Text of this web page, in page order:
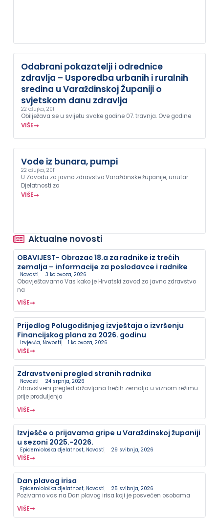
Odabrani pokazatelji i odrednice
zdravlja – Usporedba urbanih i ruralnih
sredina u Varaždinskoj Županiji o
svjetskom danu zdravlja
22 ožujka, 2011
Obilježava se u svijetu svake godine 07. travnja. Ove godine
VIŠE
Vode iz bunara, pumpi
22 ožujka, 2011
U Zavodu za javno zdravstvo Varaždinske županije, unutar
Djelatnosti za
VIŠE
Aktualne novosti
OBAVIJEST- Obrazac 18.a za radnike iz trećih
zemalja – informacije za poslodavce i radnike
Novosti 3 kolovoza, 2026
Obavještavamo Vas kako je Hrvatski zavod za javno zdravstvo
na
VIŠE
Prijedlog Polugodišnjeg izvještaja o izvršenju
Financijskog plana za 2026. godinu
Izvješća, Novosti 1 kolovoza, 2026
VIŠE
Zdravstveni pregled stranih radnika
Novosti 24 srpnja, 2026
Zdravstveni pregled državljana trećih zemalja u viznom režimu
prije produljenja
VIŠE
Izvješće o prijavama gripe u Varaždinskoj županiji
u sezoni 2025.-2026.
Epidemiološka djelatnost, Novosti 29 svibnja, 2026
VIŠE
Dan plavog irisa
Epidemiološka djelatnost, Novosti 25 svibnja, 2026
Pozivamo vas na Dan plavog irisa koji je posvećen osobama
VIŠE